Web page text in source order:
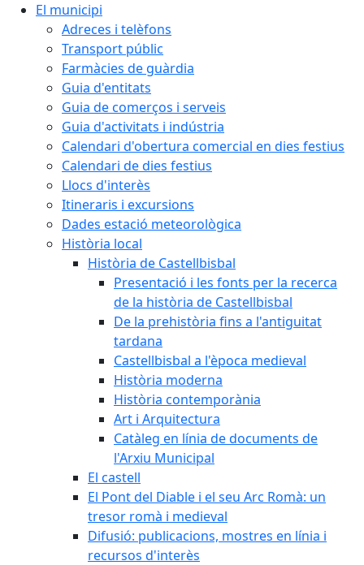
El municipi
Adreces i telèfons
Transport públic
Farmàcies de guàrdia
Guia d'entitats
Guia de comerços i serveis
Guia d'activitats i indústria
Calendari d'obertura comercial en dies festius
Calendari de dies festius
Llocs d'interès
Itineraris i excursions
Dades estació meteorològica
Història local
Història de Castellbisbal
Presentació i les fonts per la recerca
de la història de Castellbisbal
De la prehistòria fins a l'antiguitat
tardana
Castellbisbal a l'època medieval
Història moderna
Història contemporània
Art i Arquitectura
Catàleg en línia de documents de
l'Arxiu Municipal
El castell
El Pont del Diable i el seu Arc Romà: un
tresor romà i medieval
Difusió: publicacions, mostres en línia i
recursos d'interès